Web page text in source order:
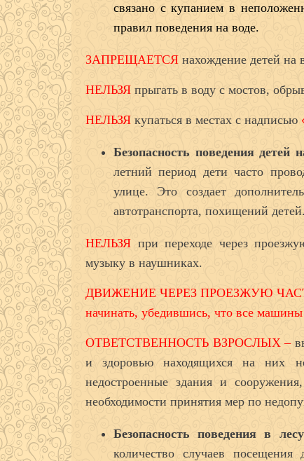
связано с купанием в
правил поведения на воде.
ЗАПРЕЩАЕТСЯ нахождение детей на
НЕЛЬЗЯ прыгать в воду с мостов,
НЕЛЬЗЯ купаться в местах с надписью
Безопасность поведения детей
летний период дети часто
улице. Это создает
автотранспорта, похищений детей.
НЕЛЬЗЯ при переходе через
музыку в наушниках.
ДВИЖЕНИЕ ЧЕРЕЗ ПРОЕЗЖУЮ
начинать, убедившись, что все
ОТВЕТСТВЕННОСТЬ ВЗРОСЛЫХ –
и здоровью находящихся на них
недостроенные здания и
необходимости принятия мер по
Безопасность поведения в
количество случаев